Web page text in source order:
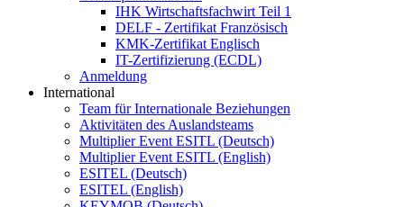
IHK Wirtschaftsfachwirt Teil 1
DELF - Zertifikat Französisch
KMK-Zertifikat Englisch
IT-Zertifizierung (ECDL)
Anmeldung
International
Team für Internationale Beziehungen
Aktivitäten des Auslandsteams
Multiplier Event ESITL (Deutsch)
Multiplier Event ESITL (English)
ESITEL (Deutsch)
ESITEL (English)